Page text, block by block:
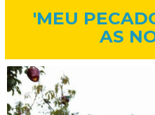
'MEU
AS